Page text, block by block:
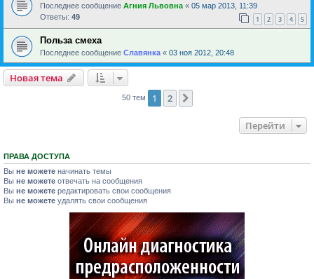
Последнее сообщение Агния Львовна « 05 мар 2013, 11:39
Ответы: 49 1 2 3 4 5
Польза смеха
Последнее сообщение Славянка « 03 ноя 2012, 20:48
Новая тема
50 тем 1 2
Перейти
ПРАВА ДОСТУПА
Вы не можете начинать темы
Вы не можете отвечать на сообщения
Вы не можете редактировать свои сообщения
Вы не можете удалять свои сообщения